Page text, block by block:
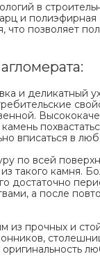
в
и полиэфирная
позволяет
и деликатный
вписаться в
по всей
такого камня.
достаточно
а после
из прочных и